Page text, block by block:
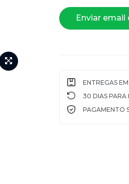
Enviar
ENTREGAS
30 DIAS PARA
PAGAMENTO